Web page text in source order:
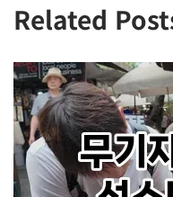
Related